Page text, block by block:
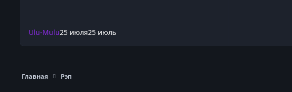
Ulu-Mulu25 июля25 июль
Главная Рэп